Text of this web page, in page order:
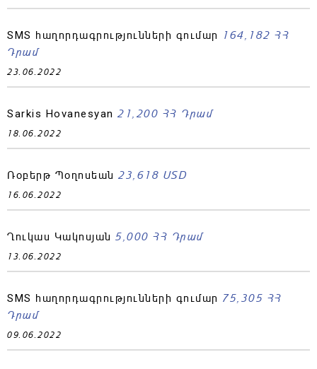
SMS հաղորդագրությունների գումար
164,182 ՀՀ
Դրամ
23.06.2022
Sarkis Hovanesyan 21,200 ՀՀ Դրամ
18.06.2022
Ռօբերթ Պօղոսեան 23,618 USD
16.06.2022
Ղուկաս Կակոսյան 5,000 ՀՀ Դրամ
13.06.2022
SMS հաղորդագրությունների գումար 75,305 ՀՀ
Դրամ
09.06.2022